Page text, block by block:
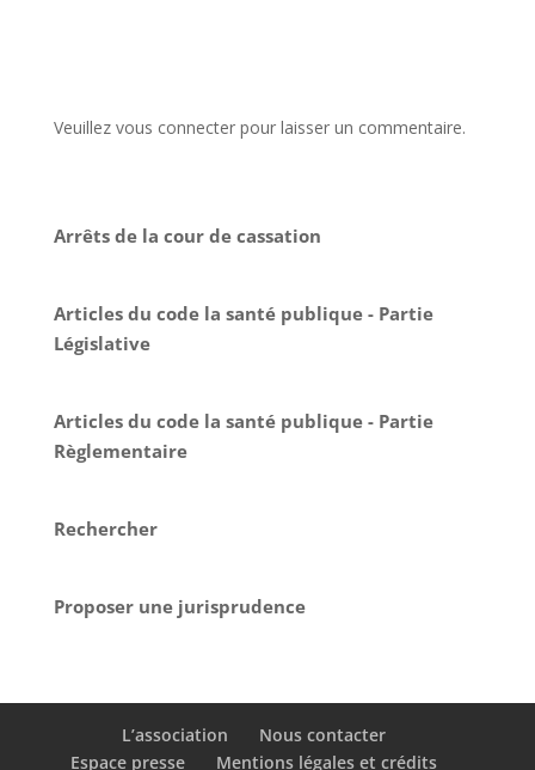
Veuillez vous connecter pour laisser un commentaire.
Arrêts de la cour de cassation
Articles du code la santé publique - Partie
Législative
Articles du code la santé publique - Partie
Règlementaire
Rechercher
Proposer une jurisprudence
L’association
Nous contacter
Espace presse
Mentions légales et crédits